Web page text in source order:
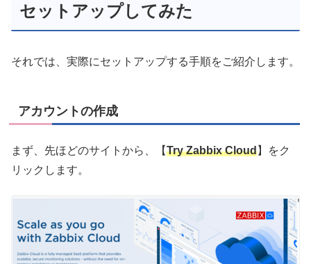
セットアップしてみた
それでは、実際にセットアップする手順をご紹介します。
アカウントの作成
まず、先ほどのサイトから、【Try Zabbix Cloud】をク
リックします。